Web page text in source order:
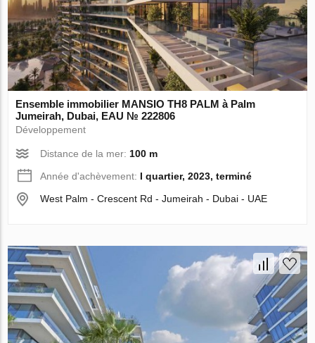
Ensemble immobilier MANSIO TH8 PALM à Palm
Jumeirah, Dubai, EAU № 222806
Développement
Distance de la mer: 100 m
Année d'achèvement: I quartier, 2023, terminé
West Palm - Crescent Rd - Jumeirah - Dubai - UAE